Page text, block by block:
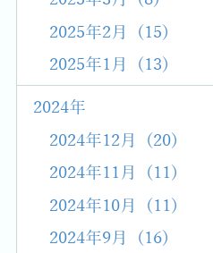
2025年2月 (15)
2025年1月 (13)
2024年
2024年12月 (20)
2024年11月 (11)
2024年10月 (11)
2024年9月 (16)